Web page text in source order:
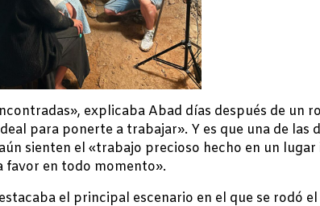
explicaba Abad días después de un
para ponerte a trabajar». Y es que una de las
sienten el «trabajo precioso hecho en un
favor en todo momento».
el principal escenario en el que se rodó